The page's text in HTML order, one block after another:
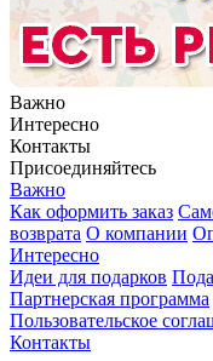
Важно
Интересно
Контакты
Присоединяйтесь
Важно
Как оформить заказ
возврата О компании
Интересно
Идеи для подарков
Партнерская программа
Пользовательское
Контакты